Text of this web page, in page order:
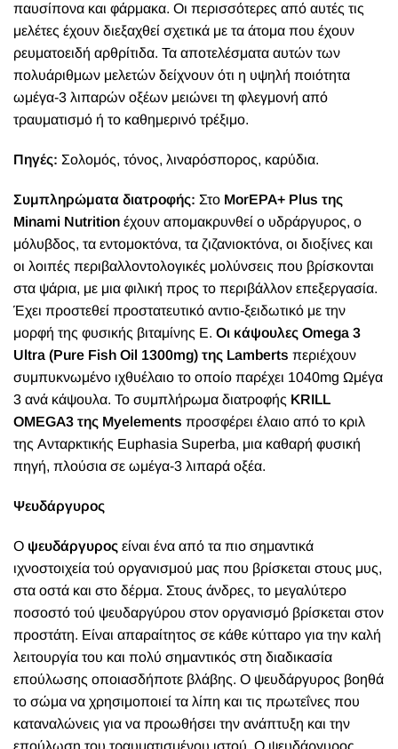
παυσίπονα και φάρμακα. Οι περισσότερες από αυτές τις
μελέτες έχουν διεξαχθεί σχετικά με τα άτομα που έχουν
ρευματοειδή αρθρίτιδα. Τα αποτελέσματα αυτών των
πολυάριθμων μελετών δείχνουν ότι η υψηλή ποιότητα
ωμέγα-3 λιπαρών οξέων μειώνει τη φλεγμονή από
τραυματισμό ή το καθημερινό τρέξιμο.
Πηγές: Σολομός, τόνος, λιναρόσπορος, καρύδια.
Συμπληρώματα διατροφής: Στο MorEPA+ Plus της
Minami Nutrition έχουν απομακρυνθεί ο υδράργυρος, ο
μόλυβδος, τα εντομοκτόνα, τα ζιζανιοκτόνα, οι διοξίνες και
οι λοιπές περιβαλλοντολογικές μολύνσεις που βρίσκονται
στα ψάρια, με μια φιλική προς το περιβάλλον επεξεργασία.
Έχει προστεθεί προστατευτικό αντιο-ξειδωτικό με την
μορφή της φυσικής βιταμίνης Ε. Οι κάψουλες Omega 3
Ultra (Pure Fish Oil 1300mg) της Lamberts περιέχουν
συμπυκνωμένο ιχθυέλαιο το οποίο παρέχει 1040mg Ωμέγα
3 ανά κάψουλα. Το συμπλήρωμα διατροφής KRILL
OMEGA3 της Myelements προσφέρει έλαιο από το κριλ
της Ανταρκτικής Euphasia Superba, μια καθαρή φυσική
πηγή, πλούσια σε ωμέγα-3 λιπαρά οξέα.
Ψευδάργυρος
Ο ψευδάργυρος είναι ένα από τα πιο σημαντικά
ιχνοστοιχεία τού οργανισμού μας που βρίσκεται στους μυς,
στα οστά και στο δέρμα. Στους άνδρες, το μεγαλύτερο
ποσοστό τού ψευδαργύρου στον οργανισμό βρίσκεται στον
προστάτη. Είναι απαραίτητος σε κάθε κύτταρο για την καλή
λειτουργία του και πολύ σημαντικός στη διαδικασία
επούλωσης οποιασδήποτε βλάβης. Ο ψευδάργυρος βοηθά
το σώμα να χρησιμοποιεί τα λίπη και τις πρωτεΐνες που
καταναλώνεις για να προωθήσει την ανάπτυξη και την
επούλωση του τραυματισμένου ιστού. Ο ψευδάργυρος